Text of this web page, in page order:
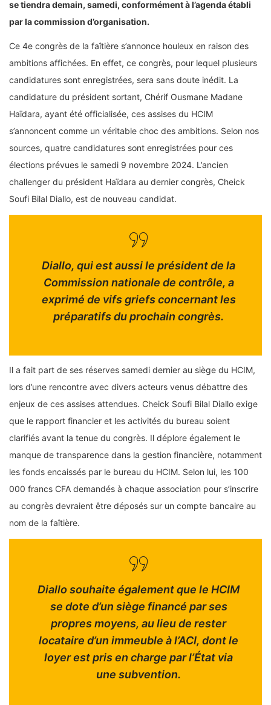
se tiendra demain, samedi, conformément à l’agenda établi
par la commission d’organisation.
Ce 4e congrès de la faîtière s’annonce houleux en raison des
ambitions affichées. En effet, ce congrès, pour lequel plusieurs
candidatures sont enregistrées, sera sans doute inédit. La
candidature du président sortant, Chérif Ousmane Madane
Haïdara, ayant été officialisée, ces assises du HCIM
s’annoncent comme un véritable choc des ambitions. Selon nos
sources, quatre candidatures sont enregistrées pour ces
élections prévues le samedi 9 novembre 2024. L’ancien
challenger du président Haïdara au dernier congrès, Cheick
Soufi Bilal Diallo, est de nouveau candidat.
Diallo, qui est aussi le président de la
Commission nationale de contrôle, a
exprimé de vifs griefs concernant les
préparatifs du prochain congrès.
Il a fait part de ses réserves samedi dernier au siège du HCIM,
lors d’une rencontre avec divers acteurs venus débattre des
enjeux de ces assises attendues. Cheick Soufi Bilal Diallo exige
que le rapport financier et les activités du bureau soient
clarifiés avant la tenue du congrès. Il déplore également le
manque de transparence dans la gestion financière, notamment
les fonds encaissés par le bureau du HCIM. Selon lui, les 100
000 francs CFA demandés à chaque association pour s’inscrire
au congrès devraient être déposés sur un compte bancaire au
nom de la faîtière.
Diallo souhaite également que le HCIM
se dote d’un siège financé par ses
propres moyens, au lieu de rester
locataire d’un immeuble à l’ACI, dont le
loyer est pris en charge par l’État via
une subvention.